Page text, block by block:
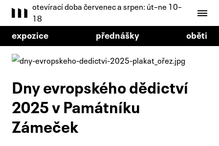
otevírací doba červenec a srpen: út–ne 10–
18
expozice přednášky oběti
Dny evropského dědictví
2025 v Památníku
Zámeček